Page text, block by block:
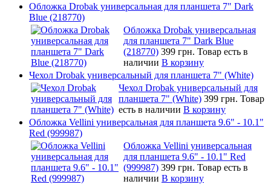
Обложка Drobak универсальная для планшета 7" Dark
Blue (218770)
Обложка Drobak универсальная
для планшета 7" Dark Blue
(218770) 399 грн. Товар есть в
наличии В корзину
Чехол Drobak универсальный для планшета 7" (White)
Чехол Drobak универсальный для
планшета 7" (White) 399 грн. Товар
есть в наличии В корзину
Обложка Vellini универсальная для планшета 9.6" - 10.1"
Red (999987)
Обложка Vellini универсальная
для планшета 9.6" - 10.1" Red
(999987) 399 грн. Товар есть в
наличии В корзину